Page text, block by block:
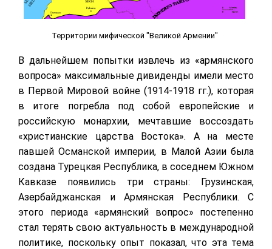
Территории мифической "Великой Армении"
В дальнейшем попытки извлечь из «армянского
вопроса» максимальные дивиденды имели место
в Первой Мировой войне (1914-1918 гг.), которая
в итоге погребла под собой европейские и
российскую монархии, мечтавшие воссоздать
«христианские царства Востока». А на месте
павшей Османской империи, в Малой Азии была
создана Турецкая Республика, в соседнем Южном
Кавказе появились три страны: Грузинская,
Азербайджанская и Армянская Республики. С
этого периода «армянский вопрос» постепенно
стал терять свою актуальность в международной
политике, поскольку опыт показал, что эта тема